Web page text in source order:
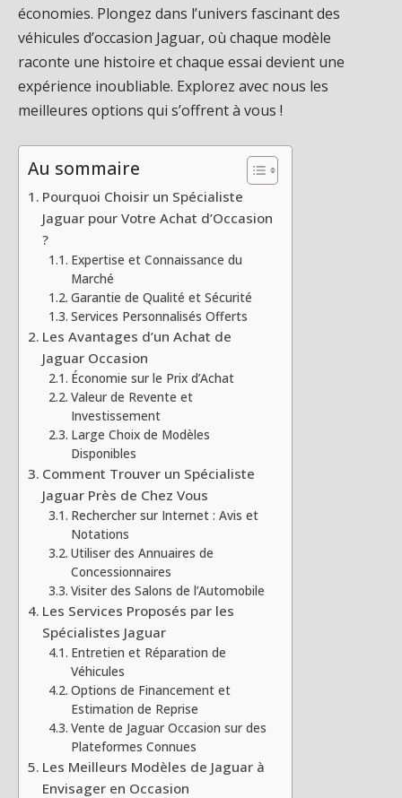
économies. Plongez dans l’univers fascinant des
véhicules d’occasion Jaguar, où chaque modèle
raconte une histoire et chaque essai devient une
expérience inoubliable. Explorez avec nous les
meilleures options qui s’offrent à vous !
Au sommaire
Pourquoi Choisir un Spécialiste
Jaguar pour Votre Achat d’Occasion
?
Expertise et Connaissance du
Marché
Garantie de Qualité et Sécurité
Services Personnalisés Offerts
Les Avantages d’un Achat de
Jaguar Occasion
Économie sur le Prix d’Achat
Valeur de Revente et
Investissement
Large Choix de Modèles
Disponibles
Comment Trouver un Spécialiste
Jaguar Près de Chez Vous
Rechercher sur Internet : Avis et
Notations
Utiliser des Annuaires de
Concessionnaires
Visiter des Salons de l’Automobile
Les Services Proposés par les
Spécialistes Jaguar
Entretien et Réparation de
Véhicules
Options de Financement et
Estimation de Reprise
Vente de Jaguar Occasion sur des
Plateformes Connues
Les Meilleurs Modèles de Jaguar à
Envisager en Occasion